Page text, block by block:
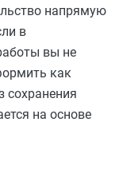
напрямую
в
вы не
как
сохранения
на основе